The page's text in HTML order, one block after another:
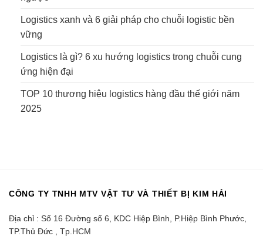
Logistics xanh và 6 giải pháp cho chuỗi logistic bền
vững
Logistics là gì? 6 xu hướng logistics trong chuỗi cung
ứng hiện đại
TOP 10 thương hiệu logistics hàng đầu thế giới năm
2025
CÔNG TY TNHH MTV VẬT TƯ VÀ THIẾT BỊ KIM HẢI
Địa chỉ : Số 16 Đường số 6, KDC Hiệp Bình, P.Hiệp Bình Phước,
TP.Thủ Đức , Tp.HCM